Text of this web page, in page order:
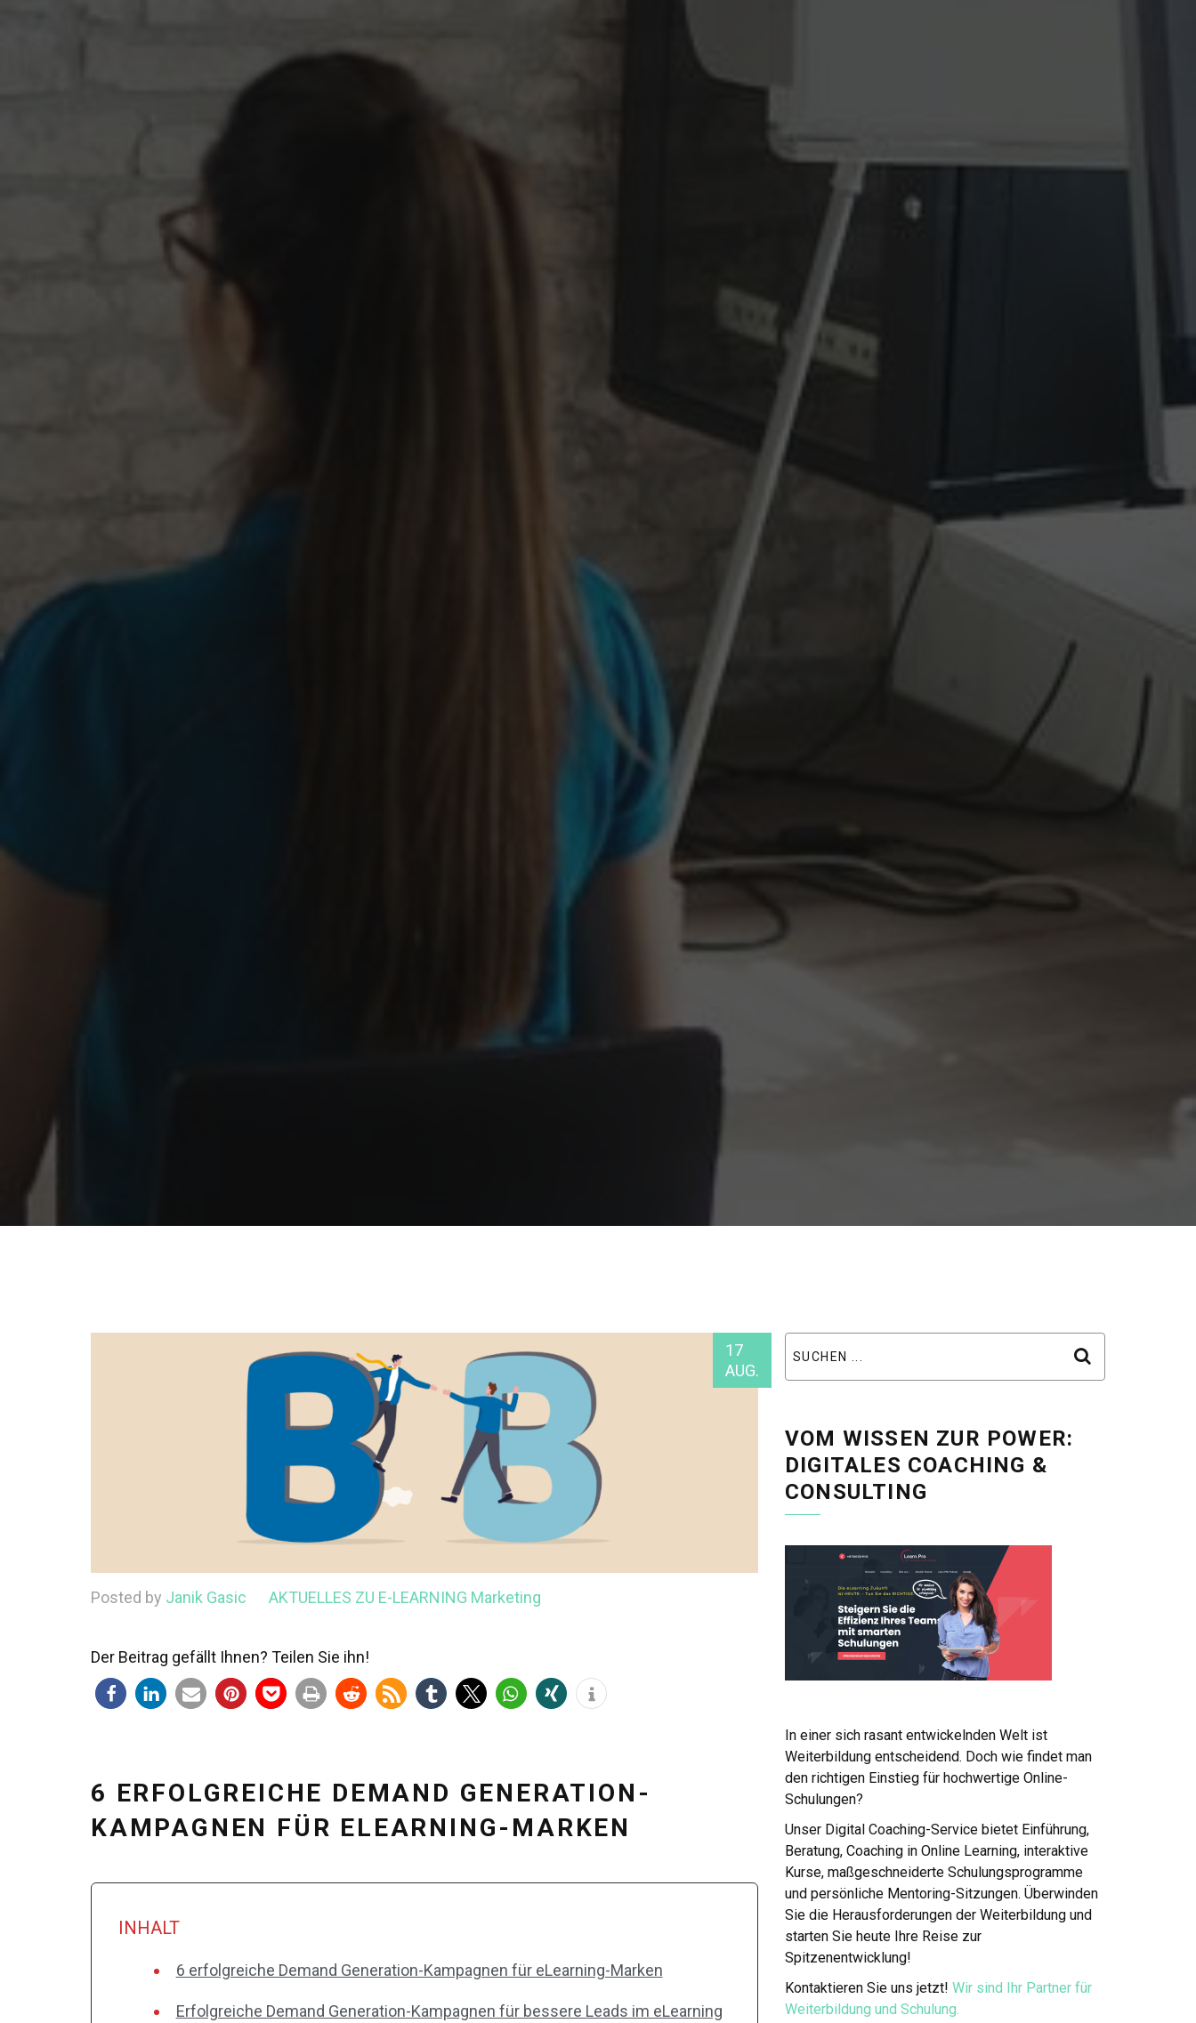
17
AUG.
Posted by Janik Gasic AKTUELLES ZU E-LEARNING Marketing
Der Beitrag gefällt Ihnen? Teilen Sie ihn!
6 ERFOLGREICHE DEMAND GENERATION-
KAMPAGNEN FÜR ELEARNING-MARKEN
INHALT
6 erfolgreiche Demand Generation-Kampagnen für eLearning-Marken
Erfolgreiche Demand Generation-Kampagnen für bessere Leads im eLearning
VOM WISSEN ZUR POWER:
DIGITALES COACHING &
CONSULTING
In einer sich rasant entwickelnden Welt ist
Weiterbildung entscheidend. Doch wie findet man
den richtigen Einstieg für hochwertige Online-
Schulungen?
Unser Digital Coaching-Service bietet Einführung,
Beratung, Coaching in Online Learning, interaktive
Kurse, maßgeschneiderte Schulungsprogramme
und persönliche Mentoring-Sitzungen. Überwinden
Sie die Herausforderungen der Weiterbildung und
starten Sie heute Ihre Reise zur
Spitzenentwicklung!
Kontaktieren Sie uns jetzt! Wir sind Ihr Partner für
Weiterbildung und Schulung.